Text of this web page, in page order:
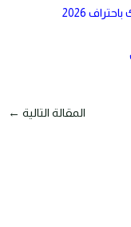
2026
المقالة التالية ←